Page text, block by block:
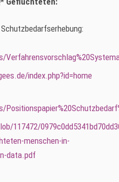
index.php?id=home
117472/
menschen-in-
data.pdf